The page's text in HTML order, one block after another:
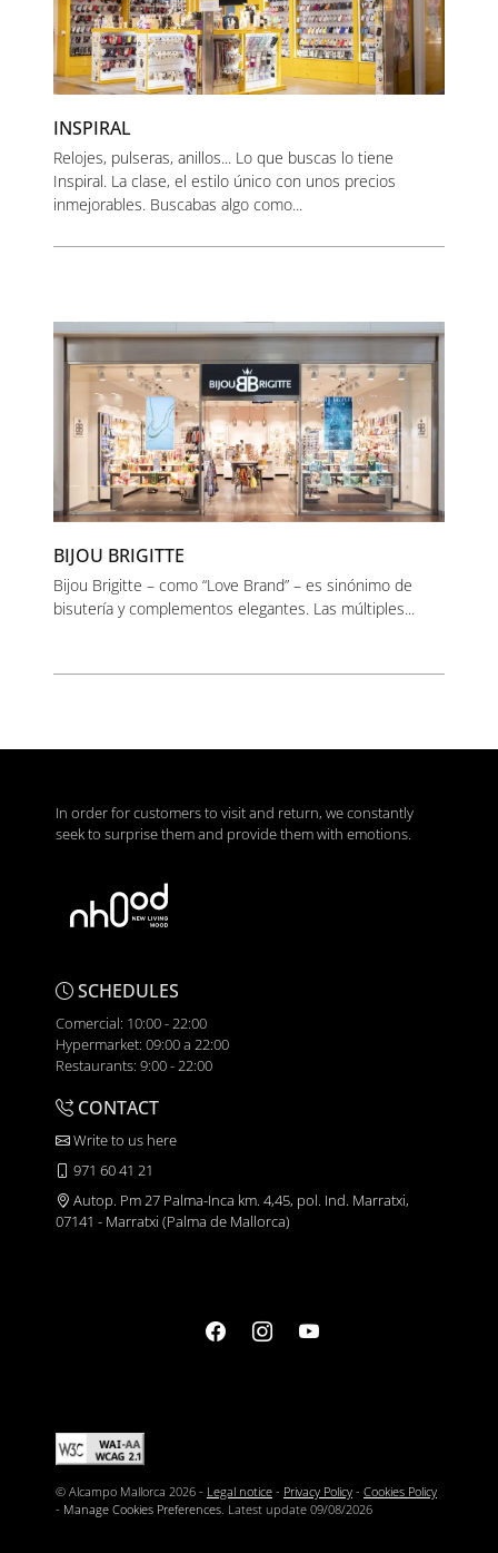
INSPIRAL
Relojes, pulseras, anillos... Lo que buscas lo tiene
Inspiral. La clase, el estilo único con unos precios
inmejorables. Buscabas algo como...
BIJOU BRIGITTE
Bijou Brigitte – como “Love Brand” – es sinónimo de
bisutería y complementos elegantes. Las múltiples...
In order for customers to visit and return, we constantly
seek to surprise them and provide them with emotions.
SCHEDULES
Comercial: 10:00 - 22:00
Hypermarket: 09:00 a 22:00
Restaurants: 9:00 - 22:00
CONTACT
Write to us here
971 60 41 21
Autop. Pm 27 Palma-Inca km. 4,45, pol. Ind. Marratxi,
07141 - Marratxi (Palma de Mallorca)
© Alcampo Mallorca 2026 - Legal notice - Privacy Policy - Cookies Policy
- Manage Cookies Preferences . Latest update 09/08/2026